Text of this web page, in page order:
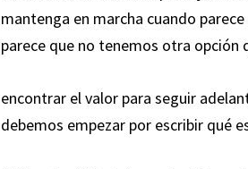
mantenga en marcha cuando
parece que no tenemos otra opción
encontrar el valor para seguir
debemos empezar por escribir qué